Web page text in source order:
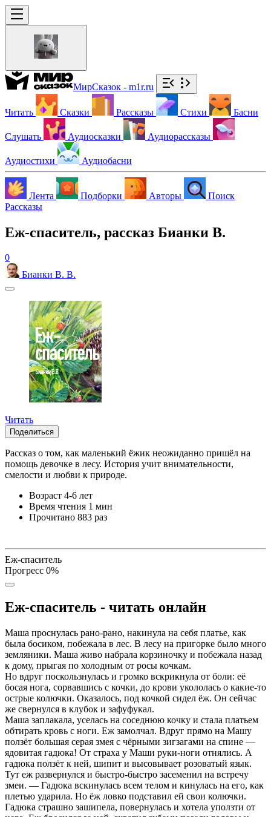
МирСказок - m1r.ru
Читать Сказки Рассказы Стихи Басни
Слушать Аудиосказки Аудиорассказы
Аудиостихи Аудиобасни
Лента Подборки Авторы
Поиск
Рассказы
Еж-спаситель, рассказ Бианки В.
0
Бианки В. В.
Читать
Поделиться
Рассказ о том, как маленький ёжик неожиданно пришёл на
помощь девочке в лесу. История учит внимательности,
смелости и любви к природе.
Возраст 4-6 лет
Время чтения 1 мин
Прочитано 883 раз
Еж-спаситель
Прогресс 0%
Еж-спаситель - читать онлайн
Маша проснулась рано-рано, накинула на себя платье, как
была босиком, побежала в лес. В лесу на пригорке было много
земляники. Маша живо набрала корзиночку и побежала назад
к дому, прыгая по холодным от росы кочкам.
Но вдруг поскользнулась и громко вскрикнула от боли: её
босая нога, сорвавшись с кочки, до крови укололась о какие-то
острые колючки. Оказалось, под кочкой сидел ёж. Он сейчас
же свернулся в клубок и зафуфукал.
Маша заплакала, уселась на соседнюю кочку и стала платьем
обтирать кровь с ноги. Еж замолчал. Вдруг прямо на Машу
ползёт большая серая змея с чёрными зигзагами на спине —
ядовитая гадюка! От страха у Маши руки-ноги отнялись. А
гадюка ползёт к ней, шипит и высовывает розоватый язык.
Тут еж развернулся и быстро-быстро засеменил на встречу
змеи. — Гадюка вскинулась всем телом и кинулась на его, как
плетью ударила. Но ёж ловко подставил ей свои колючки.
Гадюка страшно зашипела, повернулась и хотела уползти от